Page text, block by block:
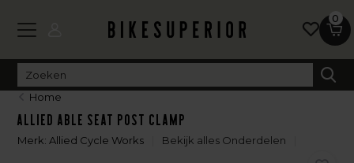
0
Home
Allied Able Seat Post Clamp
Merk: Allied Cycle Works Bekijk alles Onderdelen